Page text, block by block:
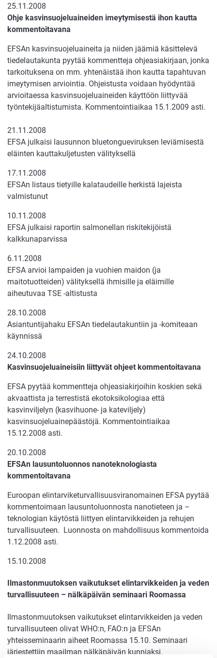
25.11.2008
Ohje kasvinsuojeluaineiden imeytymisestä ihon kautta
kommentoitavana
EFSAn kasvinsuojeluaineita ja niiden jäämiä käsittelevä
tiedelautakunta pyytää kommentteja ohjeasiakirjaan, jonka
tarkoituksena on mm. yhtenäistää ihon kautta tapahtuvan
imeytymisen arviointia. Ohjeistusta voidaan hyödyntää
arvioitaessa kasvinsuojeluaineiden käyttöön liittyvää
työntekijäaltistumista. Kommentointiaikaa 15.1.2009 asti.
21.11.2008
EFSA julkaisi lausunnon bluetongueviruksen leviämisestä
eläinten kauttakuljetusten välityksellä
17.11.2008
EFSAn listaus tietyille kalataudeille herkistä lajeista
valmistunut
10.11.2008
EFSA julkaisi raportin salmonellan riskitekijöistä
kalkkunaparvissa
6.11.2008
EFSA arvioi lampaiden ja vuohien maidon (ja
maitotuotteiden) välityksellä ihmisille ja eläimille
aiheutuvaa TSE -altistusta
28.10.2008
Asiantuntijahaku EFSAn tiedelautakuntiin ja -komiteaan
käynnissä
24.10.2008
Kasvinsuojeluaineisiin liittyvät ohjeet kommentoitavana
EFSA pyytää kommentteja ohjeasiakirjoihin koskien sekä
akvaattista ja terrestistä ekotoksikologiaa että
kasvinviljelyn (kasvihuone- ja kateviljely)
kasvinsuojeluainepäästöjä. Kommentointiaikaa
15.12.2008 asti.
20.10.2008
EFSAn lausuntoluonnos nanoteknologiasta
kommentoitavana
Euroopan elintarviketurvallisuusviranomainen EFSA pyytää
kommentoimaan lausuntoluonnosta nanotieteen ja –
teknologian käytöstä liittyen elintarvikkeiden ja rehujen
turvallisuuteen. Luonnosta on mahdollisuus kommentoida
1.12.2008 asti.
15.10.2008
Ilmastonmuutoksen vaikutukset elintarvikkeiden ja veden
turvallisuuteen – nälkäpäivän seminaari Roomassa
Ilmastonmuutoksen vaikutukset elintarvikkeiden ja veden
turvallisuuteen olivat WHO:n, FAO:n ja EFSAn
yhteisseminaarin aiheet Roomassa 15.10. Seminaari
järjestettiin maailman nälkäpäivän kunniaksi.